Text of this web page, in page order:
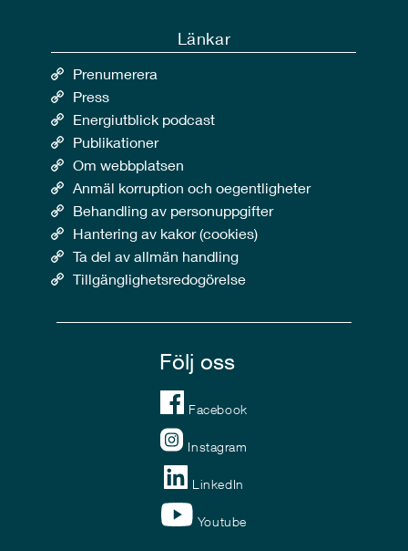
Länkar
Prenumerera
Press
Energiutblick podcast
Publikationer
Om webbplatsen
Anmäl korruption och oegentligheter
Behandling av personuppgifter
Hantering av kakor (cookies)
Ta del av allmän handling
Tillgänglighetsredogörelse
Följ oss
Facebook
Instagram
LinkedIn
Youtube